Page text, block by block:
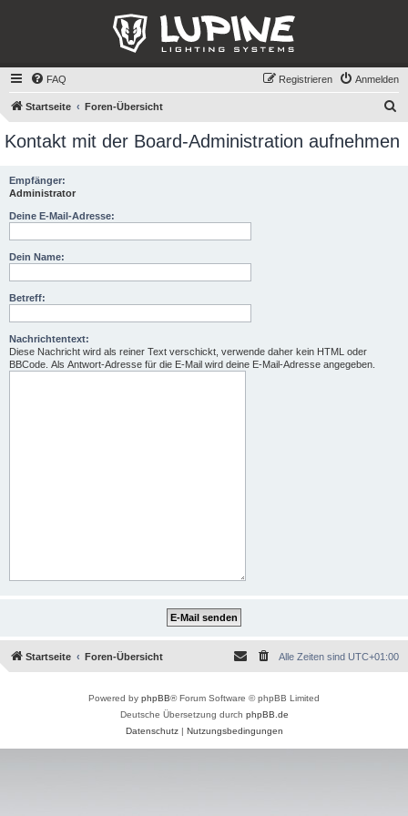
FAQ Anmelden
Registrieren
Startseite Foren-Übersicht
c
Kontakt mit der Board-Administration aufnehmen
Empfänger:
Administrator
Deine E-Mail-Adresse:
Dein Name:
Betreff:
Nachrichtentext:
Diese Nachricht wird als reiner Text verschickt, verwende daher kein HTML oder
BBCode. Als Antwort-Adresse für die E-Mail wird deine E-Mail-Adresse angegeben.
Startseite Foren-Übersicht Alle Zeiten sind UTC+01:00
Powered by phpBB® Forum Software © phpBB Limited
Deutsche Übersetzung durch phpBB.de
Datenschutz| Nutzungsbedingungen